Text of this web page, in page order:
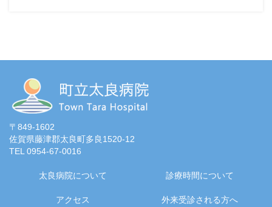
〒849-1602
佐賀県藤津郡太良町多良1520-12
TEL 0954-67-0016
太良病院について 診療時間について
アクセス 外来受診される方へ